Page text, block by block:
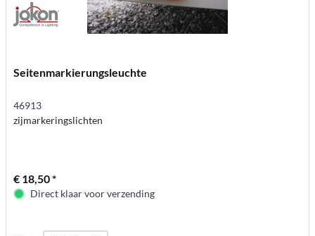
Seitenmarkierungsleuchte
46913
zijmarkeringslichten
€ 18,50 *
Direct klaar voor verzending